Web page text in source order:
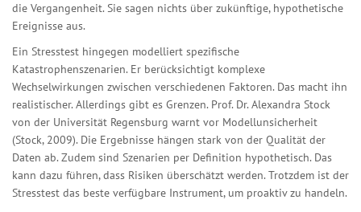
die Vergangenheit. Sie sagen nichts über zukünftige, hypothetische
Ereignisse aus.
Ein Stresstest hingegen modelliert spezifische
Katastrophenszenarien. Er berücksichtigt komplexe
Wechselwirkungen zwischen verschiedenen Faktoren. Das macht ihn
realistischer. Allerdings gibt es Grenzen. Prof. Dr. Alexandra Stock
von der Universität Regensburg warnt vor Modellunsicherheit
(Stock, 2009). Die Ergebnisse hängen stark von der Qualität der
Daten ab. Zudem sind Szenarien per Definition hypothetisch. Das
kann dazu führen, dass Risiken überschätzt werden. Trotzdem ist der
Stresstest das beste verfügbare Instrument, um proaktiv zu handeln.